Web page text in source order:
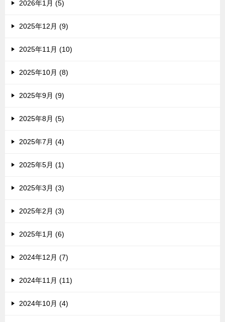
2026年1月 (5)
2025年12月 (9)
2025年11月 (10)
2025年10月 (8)
2025年9月 (9)
2025年8月 (5)
2025年7月 (4)
2025年5月 (1)
2025年3月 (3)
2025年2月 (3)
2025年1月 (6)
2024年12月 (7)
2024年11月 (11)
2024年10月 (4)